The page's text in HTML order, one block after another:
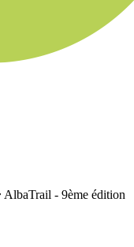
AlbaTrail - 9ème édition